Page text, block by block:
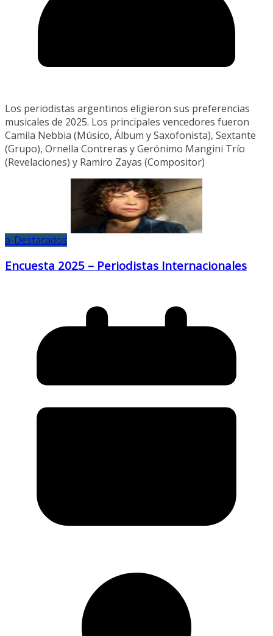
Los periodistas argentinos eligieron sus preferencias
musicales de 2025. Los principales vencedores fueron
Camila Nebbia (Músico, Álbum y Saxofonista), Sextante
(Grupo), Ornella Contreras y Gerónimo Mangini Trío
(Revelaciones) y Ramiro Zayas (Compositor)
a-Destacados
Encuesta 2025 – Periodistas Internacionales